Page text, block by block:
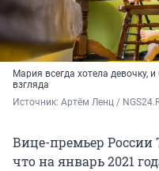
Мария всегда хотела девочку,
взгляда
Источник: Артём Ленц /
Вице-премьер России
что на январь 2021